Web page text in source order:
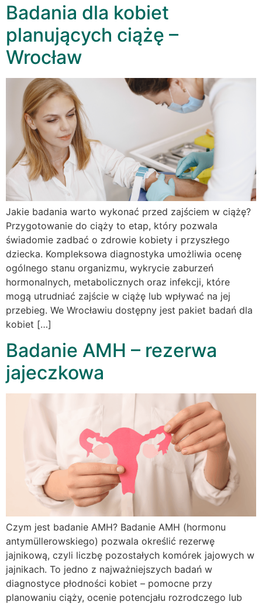
Badania dla kobiet
planujących ciążę –
Wrocław
Jakie badania warto wykonać przed zajściem w ciążę?
Przygotowanie do ciąży to etap, który pozwala
świadomie zadbać o zdrowie kobiety i przyszłego
dziecka. Kompleksowa diagnostyka umożliwia ocenę
ogólnego stanu organizmu, wykrycie zaburzeń
hormonalnych, metabolicznych oraz infekcji, które
mogą utrudniać zajście w ciążę lub wpływać na jej
przebieg. We Wrocławiu dostępny jest pakiet badań dla
kobiet […]
Badanie AMH – rezerwa
jajeczkowa
Czym jest badanie AMH? Badanie AMH (hormonu
antymüllerowskiego) pozwala określić rezerwę
jajnikową, czyli liczbę pozostałych komórek jajowych w
jajnikach. To jedno z najważniejszych badań w
diagnostyce płodności kobiet – pomocne przy
planowaniu ciąży, ocenie potencjału rozrodczego lub